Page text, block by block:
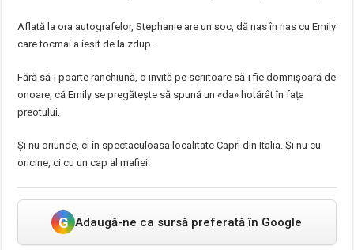
Aflată la ora autografelor, Stephanie are un șoc, dă nas în nas cu Emily
care tocmai a ieșit de la zdup.
Fără să-i poarte ranchiună, o invită pe scriitoare să-i fie domnișoară de
onoare, că Emily se pregătește să spună un «da» hotărât în fața
preotului.
Și nu oriunde, ci în spectaculoasa localitate Capri din Italia. Și nu cu
oricine, ci cu un cap al mafiei.
G Adaugă-ne ca sursă preferată în Google